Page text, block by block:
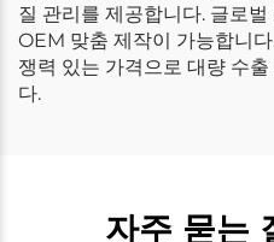
질 관리를 제공합니다. 글로
OEM 맞춤 제작이 가능합니
쟁력 있는 가격으로 대량 수
다.
자주 묻는